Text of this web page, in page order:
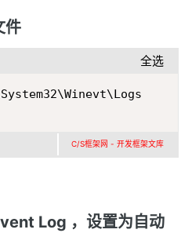
件
全选
C/S框架网 - 开发框架文库
Log ，设置为自动